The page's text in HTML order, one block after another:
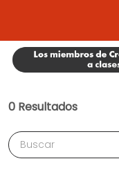
0 Resultados
Buscar